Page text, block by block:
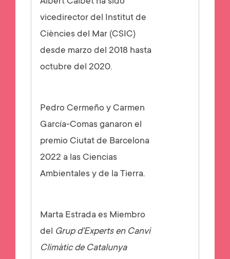
vicedirector del Institut de
Ciències del Mar (CSIC)
desde marzo del 2018 hasta
octubre del 2020.
Pedro Cermeño y Carmen
García-Comas ganaron el
premio Ciutat de Barcelona
2022 a las Ciencias
Ambientales y de la Tierra.
Marta Estrada es Miembro
del Grup d'Experts en Canvi
Climàtic de Catalunya